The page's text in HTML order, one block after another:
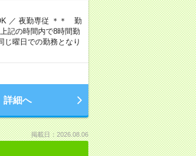
／ 夜勤専従 ＊＊ 勤
記の時間内で8時間勤
曜日での勤務となり
詳細へ
掲載日：2026.08.06